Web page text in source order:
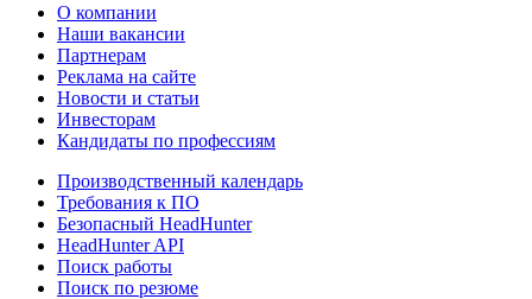
О компании
Наши вакансии
Партнерам
Реклама на сайте
Новости и статьи
Инвесторам
Кандидаты по профессиям
Производственный календарь
Требования к ПО
Безопасный HeadHunter
HeadHunter API
Поиск работы
Поиск по резюме